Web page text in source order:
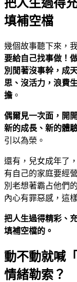
把人生過得
填補空檔
幾個故事聽下來，
要給自己找事做！
別閒著沒事幹，成
思、沒活力，浪費
擔 。
偶爾見一次面，開
新的成長、新的體
引以為榮。
還有，兒女成年了
有自己的家庭要經
別老想著霸占他們
內心有罪惡感，這
把人生過得精彩、
填補空檔的。
動不動就喊
情緒勒索？